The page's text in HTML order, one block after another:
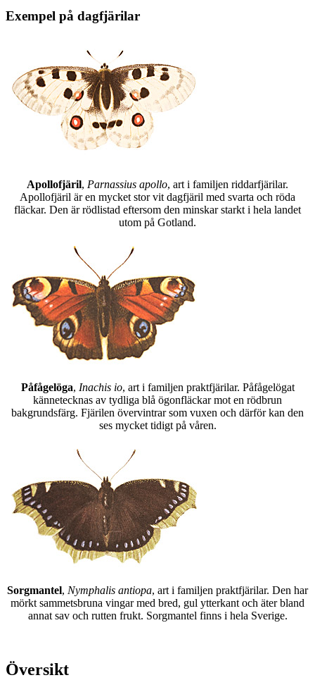
Exempel på dagfjärilar
Apollofjäril, Parnassius apollo, art i familjen riddarfjärilar.
Apollofjäril är en mycket stor vit dagfjäril med svarta och röda
fläckar. Den är rödlistad eftersom den minskar starkt i hela landet
utom på Gotland.
Påfågelöga, Inachis io, art i familjen praktfjärilar. Påfågelögat
kännetecknas av tydliga blå ögonfläckar mot en rödbrun
bakgrundsfärg. Fjärilen övervintrar som vuxen och därför kan den
ses mycket tidigt på våren.
Sorgmantel, Nymphalis antiopa, art i familjen praktfjärilar. Den har
mörkt sammetsbruna vingar med bred, gul ytterkant och äter bland
annat sav och rutten frukt. Sorgmantel finns i hela Sverige.
Översikt